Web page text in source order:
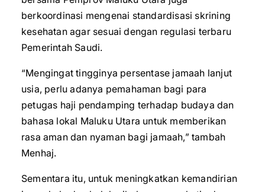
berkoordinasi mengenai standardisasi skrining
kesehatan agar sesuai dengan regulasi terbaru
Pemerintah Saudi.
“Mengingat tingginya persentase jamaah lanjut
usia, perlu adanya pemahaman bagi para
petugas haji pendamping terhadap budaya dan
bahasa lokal Maluku Utara untuk memberikan
rasa aman dan nyaman bagi jamaah,” tambah
Menhaj.
Sementara itu, untuk meningkatkan kemandirian